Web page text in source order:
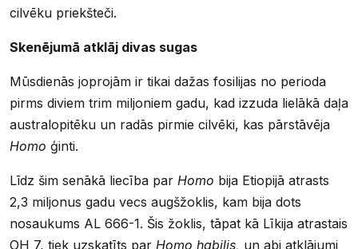
cilvēku priekšteči.
Skenējumā atklāj divas sugas
Mūsdienās joprojām ir tikai dažas fosilijas no perioda
pirms diviem trim miljoniem gadu, kad izzuda lielākā daļa
australopitēku un radās pirmie cilvēki, kas pārstāvēja
Homo ģinti.
Līdz šim senākā liecība par Homo bija Etiopijā atrasts
2,3 miljonus gadu vecs augšžoklis, kam bija dots
nosaukums AL 666-1. Šis žoklis, tāpat kā Līkija atrastais
OH 7, tiek uzskatīts par Homo habilis, un abi atklājumi